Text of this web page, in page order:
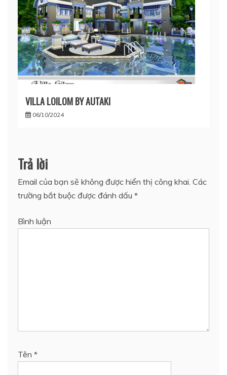
VILLA LOILOM BY AUTAKI
06/10/2024
Trả lời
Email của bạn sẽ không được hiển thị công khai. Các
trường bắt buộc được đánh dấu *
Bình luận
Tên *